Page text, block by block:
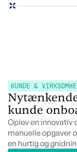
KUNDE &
kunde
Oplev en innovativ
manuelle opgaver
en hurtig og